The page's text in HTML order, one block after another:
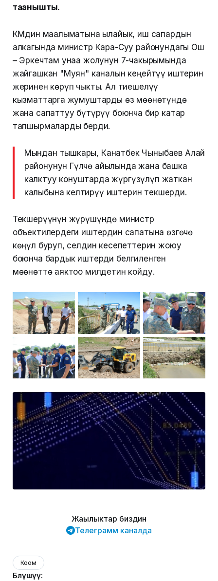
таанышты.
ӨКМдин маалыматына ылайык, иш сапардын
алкагында министр Кара-Суу районундагы Ош
– Эркечтам унаа жолунун 7-чакырымында
жайгашкан "Муян" каналын кеңейтүү иштерин
жеринен көрүп чыкты. Ал тиешелүү
кызматтарга жумуштарды өз мөөнөтүндө
жана сапаттуу бүтүрүү боюнча бир катар
тапшырмаларды берди.
Мындан тышкары, Канатбек Чыныбаев Алай
районунун Гүлчө айылында жана башка
калктуу конуштарда жүргүзүлүп жаткан
калыбына келтирүү иштерин текшерди.
Текшерүүнүн жүрүшүндө министр
объектилердеги иштердин сапатына өзгөчө
көңүл буруп, селдин кесепеттерин жоюу
боюнча бардык иштерди белгиленген
мөөнөттө аяктоо милдетин койду.
Жаңылыктар биздин
Телеграмм каналда
Коом
Бөлүшүү: